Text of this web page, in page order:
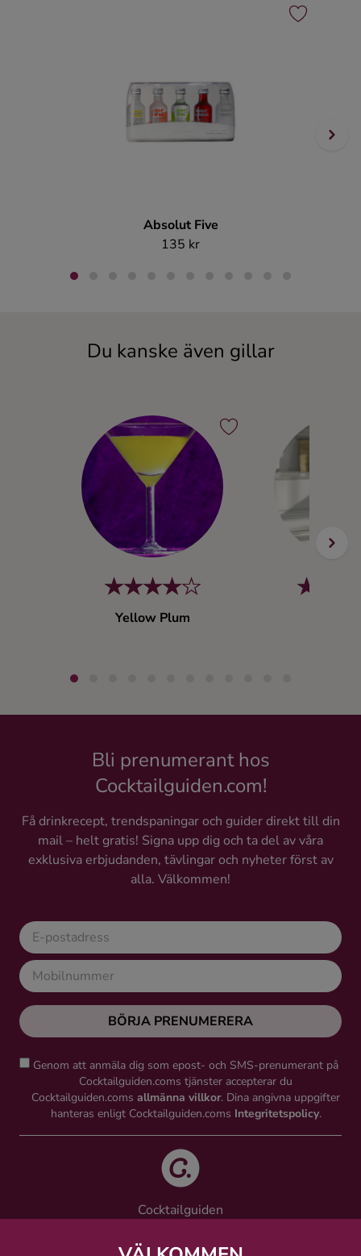
Absolut Five
135 kr
Du kanske även gillar
Yellow Plum
Bli prenumerant hos
Cocktailguiden.com!
Få drinkrecept, trendspaningar och guider direkt till din
mail – helt gratis! Signa upp dig och ta del av våra
exklusiva erbjudanden, tävlingar och nyheter först av
alla. Välkommen!
BÖRJA PRENUMERERA
Genom att anmäla dig som epost- och SMS-prenumerant på
Cocktailguiden.coms tjänster accepterar du
Cocktailguiden.coms allmänna villkor. Dina angivna uppgifter
hanteras enligt Cocktailguiden.coms Integritetspolicy.
Cocktailguiden
Västra Järnvägsgatan 21, 111 64 Stockholm